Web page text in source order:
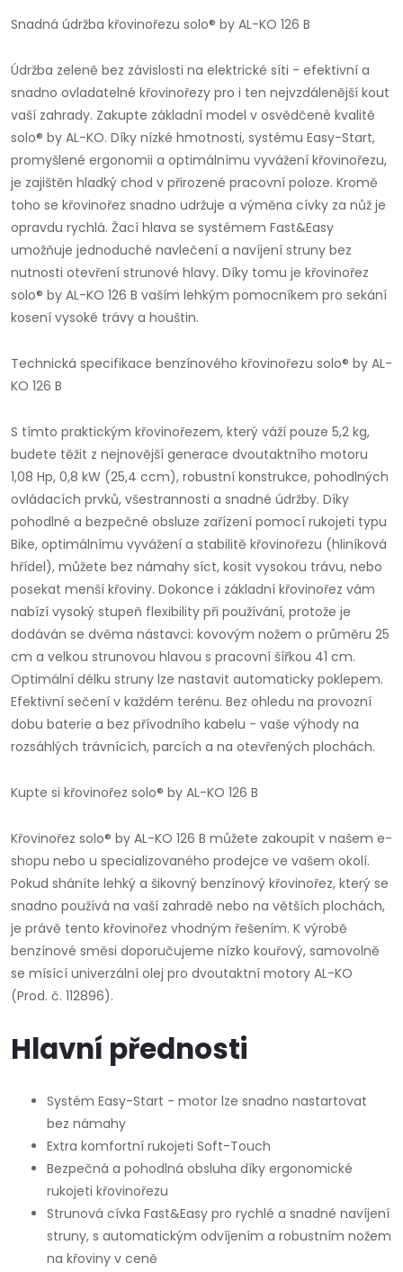
Snadná údržba křovinořezu solo® by AL-KO 126 B
Údržba zeleně bez závislosti na elektrické síti - efektivní a
snadno ovladatelné křovinořezy pro i ten nejvzdálenější kout
vaší zahrady. Zakupte základní model v osvědčené kvalitě
solo® by AL-KO. Díky nízké hmotnosti, systému Easy-Start,
promyšlené ergonomii a optimálnímu vyvážení křovinořezu,
je zajištěn hladký chod v přirozené pracovní poloze. Kromě
toho se křovinořez snadno udržuje a výměna cívky za nůž je
opravdu rychlá. Žací hlava se systémem Fast&Easy
umožňuje jednoduché navlečení a navíjení struny bez
nutnosti otevření strunové hlavy. Díky tomu je křovinořez
solo® by AL-KO 126 B vaším lehkým pomocníkem pro sekání
kosení vysoké trávy a houštin.
Technická specifikace benzínového křovinořezu solo® by AL-
KO 126 B
S tímto praktickým křovinořezem, který váží pouze 5,2 kg,
budete těžit z nejnovější generace dvoutaktního motoru
1,08 Hp, 0,8 kW (25,4 ccm), robustní konstrukce, pohodlných
ovládacích prvků, všestrannosti a snadné údržby. Díky
pohodlné a bezpečné obsluze zařízení pomocí rukojeti typu
Bike, optimálnímu vyvážení a stabilitě křovinořezu (hliníková
hřídel), můžete bez námahy síct, kosit vysokou trávu, nebo
posekat menší křoviny. Dokonce i základní křovinořez vám
nabízí vysoký stupeň flexibility při používání, protože je
dodáván se dvěma nástavci: kovovým nožem o průměru 25
cm a velkou strunovou hlavou s pracovní šířkou 41 cm.
Optimální délku struny lze nastavit automaticky poklepem.
Efektivní sečení v každém terénu. Bez ohledu na provozní
dobu baterie a bez přívodního kabelu - vaše výhody na
rozsáhlých trávnících, parcích a na otevřených plochách.
Kupte si křovinořez solo® by AL-KO 126 B
Křovinořez solo® by AL-KO 126 B můžete zakoupit v našem e-
shopu nebo u specializovaného prodejce ve vašem okolí.
Pokud sháníte lehký a šikovný benzínový křovinořez, který se
snadno používá na vaší zahradě nebo na větších plochách,
je právě tento křovinořez vhodným řešením. K výrobě
benzínové směsi doporučujeme nízko kouřový, samovolně
se mísící univerzální olej pro dvoutaktní motory AL-KO
(Prod. č. 112896).
Hlavní přednosti
Systém Easy-Start - motor lze snadno nastartovat
bez námahy
Extra komfortní rukojeti Soft-Touch
Bezpečná a pohodlná obsluha díky ergonomické
rukojeti křovinořezu
Strunová cívka Fast&Easy pro rychlé a snadné navíjení
struny, s automatickým odvíjením a robustním nožem
na křoviny v ceně